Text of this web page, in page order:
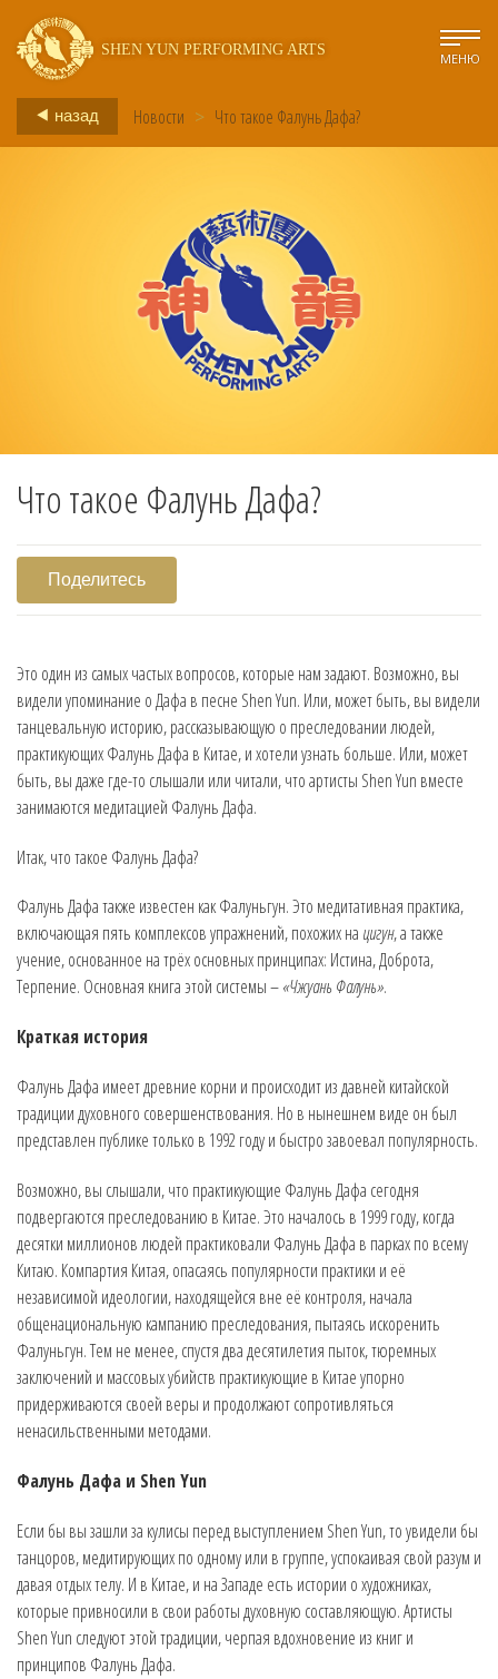
SHEN YUN PERFORMING ARTS
МЕНЮ
назад Новости > Что такое Фалунь Дафа?
Что такое Фалунь Дафа?
Поделитесь
Это один из самых частых вопросов, которые нам задают. Возможно, вы
видели упоминание о Дафа в песне Shen Yun. Или, может быть, вы видели
танцевальную историю, рассказывающую о преследовании людей,
практикующих Фалунь Дафа в Китае, и хотели узнать больше. Или, может
быть, вы даже где-то слышали или читали, что артисты Shen Yun вместе
занимаются медитацией Фалунь Дафа.
Итак, что такое Фалунь Дафа?
Фалунь Дафа также известен как Фалуньгун. Это медитативная практика,
включающая пять комплексов упражнений, похожих на цигун, а также
учение, основанное на трёх основных принципах: Истина, Доброта,
Терпение. Основная книга этой системы –«Чжуань Фалунь».
Краткая история
Фалунь Дафа имеет древние корни и происходит из давней китайской
традиции духовного совершенствования. Но в нынешнем виде он был
представлен публике только в 1992 году и быстро завоевал популярность.
Возможно, вы слышали, что практикующие Фалунь Дафа сегодня
подвергаются преследованию в Китае. Это началось в 1999 году, когда
десятки миллионов людей практиковали Фалунь Дафа в парках по всему
Китаю. Компартия Китая, опасаясь популярности практики и её
независимой идеологии, находящейся вне её контроля, начала
общенациональную кампанию преследования, пытаясь искоренить
Фалуньгун. Тем не менее, спустя два десятилетия пыток, тюремных
заключений и массовых убийств практикующие в Китае упорно
придерживаются своей веры и продолжают сопротивляться
ненасильственными методами.
Фалунь Дафа и Shen Yun
Если бы вы зашли за кулисы перед выступлением Shen Yun, то увидели бы
танцоров, медитирующих по одному или в группе, успокаивая свой разум и
давая отдых телу. И в Китае, и на Западе есть истории о художниках,
которые привносили в свои работы духовную составляющую. Артисты
Shen Yun следуют этой традиции, черпая вдохновение из книг и
принципов Фалунь Дафа.